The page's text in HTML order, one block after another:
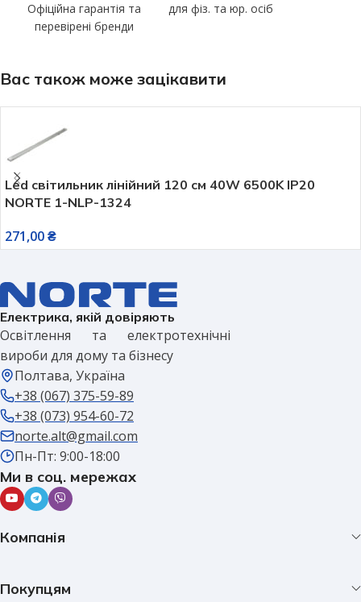
Офіційна гарантія та
перевірені бренди
для фіз. та юр. осіб
Вас також може зацікавити
Led світильник лінійний 120 см 40W 6500K IP20
NORTE 1-NLP-1324
271,00₴
Електрика, якій довіряють
Освітлення та електротехнічні
вироби для дому та бізнесу
Полтава, Україна
+38 (067) 375-59-89
+38 (073) 954-60-72
norte.alt@gmail.com
Пн-Пт: 9:00-18:00
Ми в соц. мережах
Компанія
Покупцям